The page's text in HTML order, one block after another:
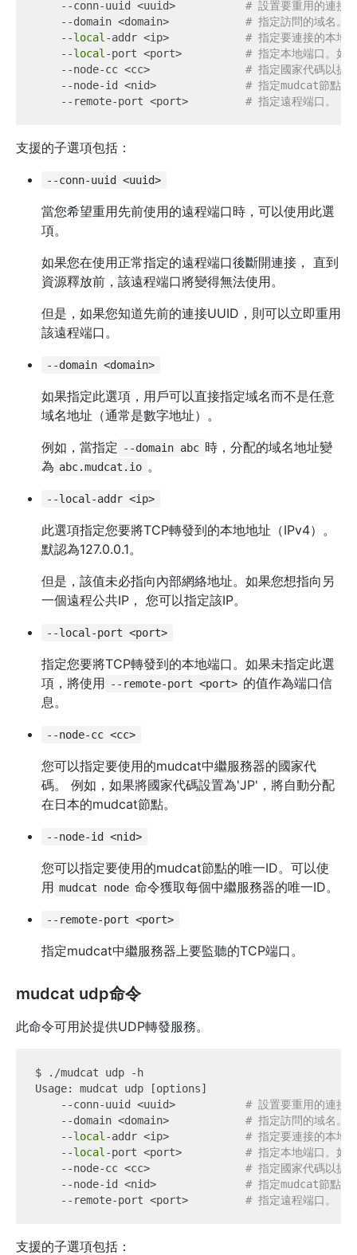
    --conn-uuid <uuid>
# 設置要重用的連接
    --domain <domain>
# 指定訪問的域名。
    --
local -addr <ip> # 指定要連接的本地
    --
local -port <port> # 指定本地端口。如
    --node-cc <cc>
# 指定國家代碼以提
    --node-id <nid>
# 指定mudcat節點的
    --remote-port <port>
# 指定遠程端口。
支援的子選項包括：
--conn-uuid <uuid>
當您希望重用先前使用的遠程端口時，可以使用此選
項。
如果您在使用正常指定的遠程端口後斷開連接， 直到
資源釋放前，該遠程端口將變得無法使用。
但是，如果您知道先前的連接UUID，則可以立即重用
該遠程端口。
--domain <domain>
如果指定此選項，用戶可以直接指定域名而不是任意
域名地址（通常是數字地址）。
例如，當指定 --domain abc 時，分配的域名地址變
為 abc.mudcat.io 。
--local-addr <ip>
此選項指定您要將TCP轉發到的本地地址（IPv4）。
默認為127.0.0.1。
但是，該值未必指向內部網絡地址。如果您想指向另
一個遠程公共IP， 您可以指定該IP。
--local-port <port>
指定您要將TCP轉發到的本地端口。如果未指定此選
項，將使用 --remote-port <port> 的值作為端口信
息。
--node-cc <cc>
您可以指定要使用的mudcat中繼服務器的國家代
碼。 例如，如果將國家代碼設置為'JP'，將自動分配
在日本的mudcat節點。
--node-id <nid>
您可以指定要使用的mudcat節點的唯一ID。可以使
用 mudcat node 命令獲取每個中繼服務器的唯一ID。
--remote-port <port>
指定mudcat中繼服務器上要監聽的TCP端口。
mudcat udp命令
此命令可用於提供UDP轉發服務。
$ ./mudcat udp -h
Usage: mudcat udp [options]
    --conn-uuid <uuid>
# 設置要重用的連接
    --domain <domain>
# 指定訪問的域名。
    --
local -addr <ip> # 指定要連接的本地
    --
local -port <port> # 指定本地端口。如
    --node-cc <cc>
# 指定國家代碼以提
    --node-id <nid>
# 指定mudcat節點的
    --remote-port <port>
# 指定遠程端口。
支援的子選項包括：